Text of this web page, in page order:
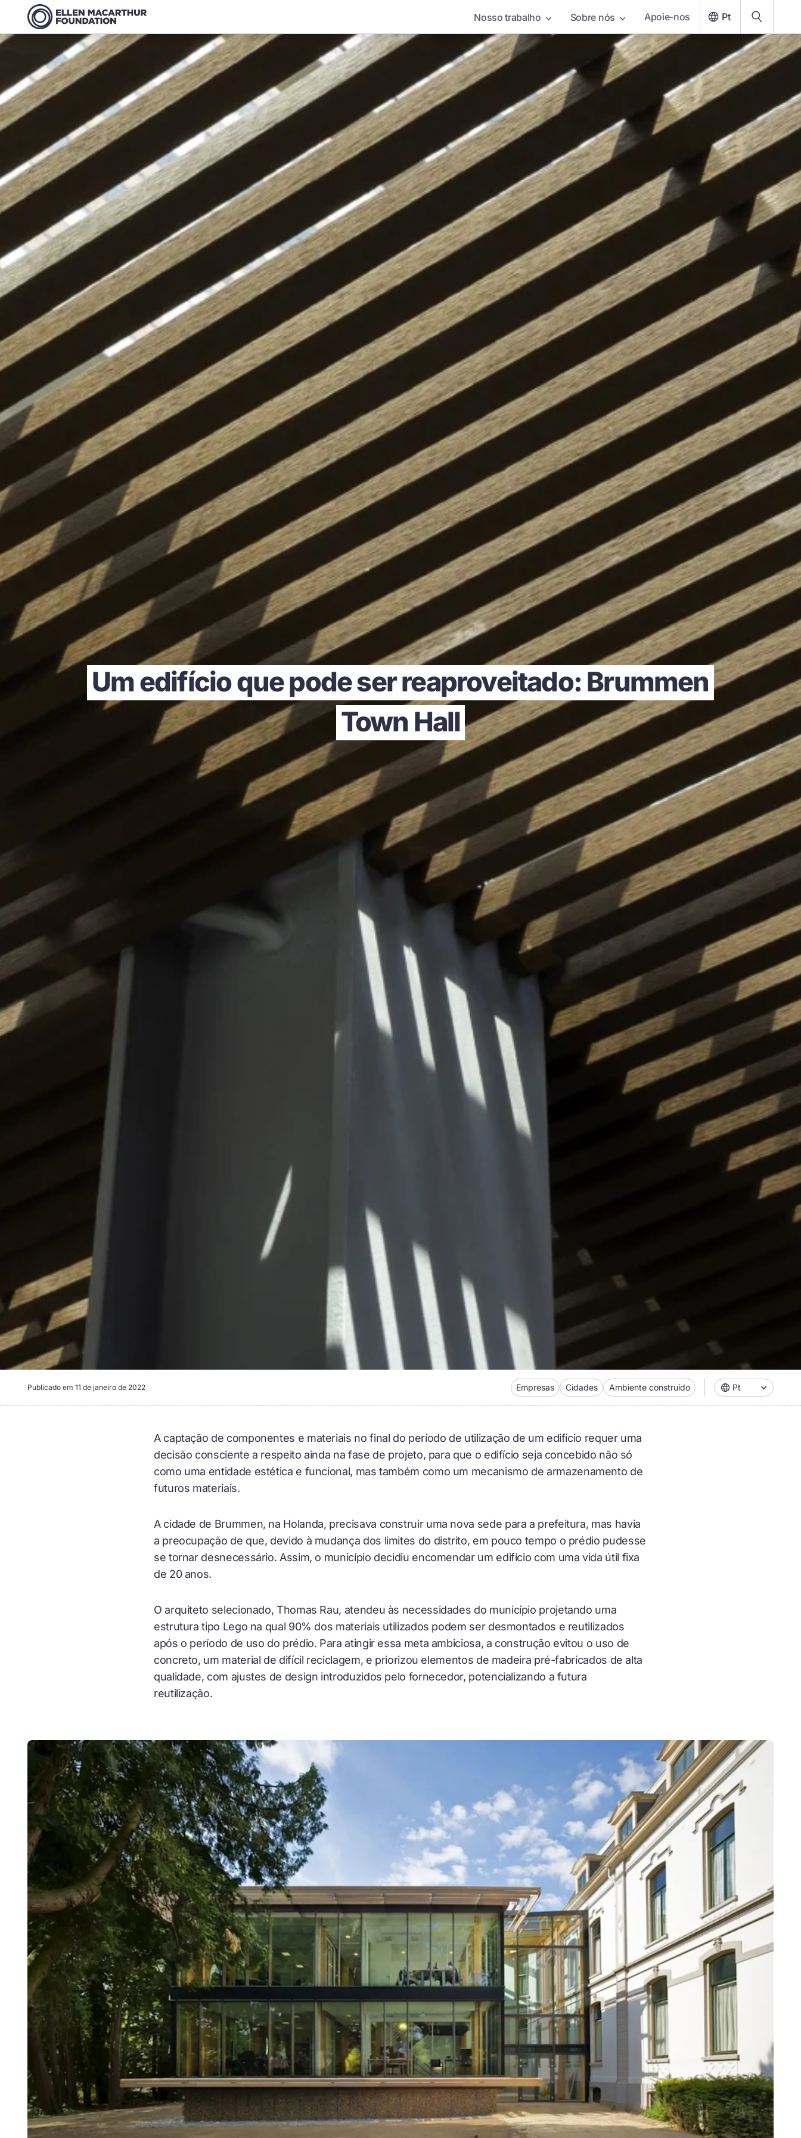
Nosso trabalho Sobre nós Apoie-nos Pt
Um edifício que pode ser reaproveitado: Brummen
Town Hall
Publicado em 11 de janeiro de 2022 Empresas Cidades Ambiente construído Pt
A captação de componentes e materiais no final do período de utilização de um edifício requer uma
decisão consciente a respeito ainda na fase de projeto, para que o edifício seja concebido não só
como uma entidade estética e funcional, mas também como um mecanismo de armazenamento de
futuros materiais.
A cidade de Brummen, na Holanda, precisava construir uma nova sede para a prefeitura, mas havia
a preocupação de que, devido à mudança dos limites do distrito, em pouco tempo o prédio pudesse
se tornar desnecessário. Assim, o município decidiu encomendar um edifício com uma vida útil fixa
de 20 anos.
O arquiteto selecionado, Thomas Rau, atendeu às necessidades do município projetando uma
estrutura tipo Lego na qual 90% dos materiais utilizados podem ser desmontados e reutilizados
após o período de uso do prédio. Para atingir essa meta ambiciosa, a construção evitou o uso de
concreto, um material de difícil reciclagem, e priorizou elementos de madeira pré-fabricados de alta
qualidade, com ajustes de design introduzidos pelo fornecedor, potencializando a futura
reutilização.